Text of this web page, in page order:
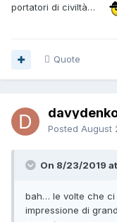
portatori di civiltà…
Quote
Posted August
On 8/23/2019
bah… le volte che ci
impressione di